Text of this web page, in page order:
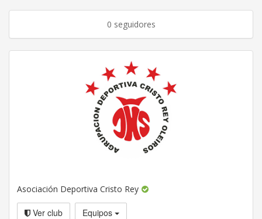
0 seguidores
Asociación Deportiva Cristo Rey
Ver club Equipos